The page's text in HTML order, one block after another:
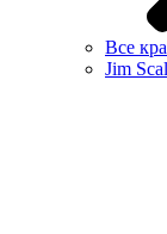
Все
Jim